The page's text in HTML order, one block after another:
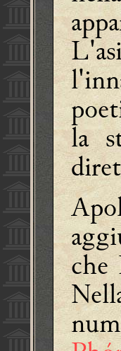
la
che